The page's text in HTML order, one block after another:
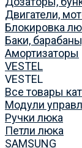
Двигатели,
Блокировка
Баки,
Амортизаторы
VESTEL
VESTEL
Все товары
Модули
Ручки люка
Петли люка
SAMSUNG